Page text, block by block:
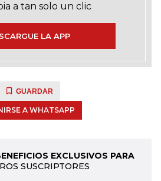
a tan solo un clic
LA APP
GUARDAR
A WHATSAPP
EXCLUSIVOS PARA
SUSCRIPTORES